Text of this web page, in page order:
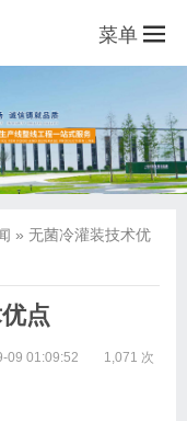
菜单
» 无菌冷灌装技术优
点
09 01:09:52
1,071 次